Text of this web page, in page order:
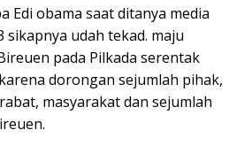
Edi obama saat ditanya media
sikapnya udah tekad. maju
pada Pilkada serentak
dorongan sejumlah pihak,
masyarakat dan sejumlah